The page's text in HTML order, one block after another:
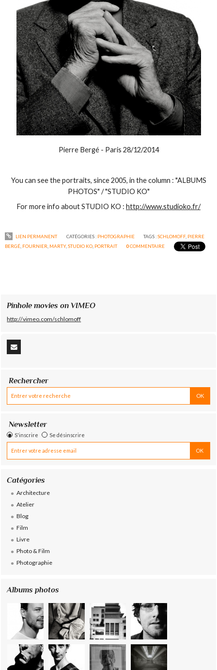
Pierre Bergé - Paris 28/12/2014
You can see the portraits, since 2005, in the column : "ALBUMS
PHOTOS" / "STUDIO KO"
For more info about STUDIO KO : http://www.studioko.fr/
LIEN PERMANENT CATÉGORIES : PHOTOGRAPHIE TAGS :SCHLOMOFF, PIERRE
BERGÉ FOURNIER MARTY,STUDIO KO PORTRAIT 0COMMENTAIRE
Pinhole movies on VIMEO
http://vimeo.com/schlomoff
Rechercher
Newsletter
S'inscrire Se désinscrire
Catégories
Architecture
Atelier
Blog
Film
Livre
Photo & Film
Photographie
Albums photos